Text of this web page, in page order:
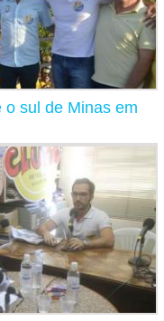
o sul de Minas em